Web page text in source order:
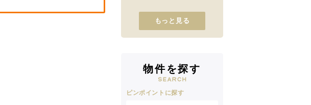
もっと見る
物件を探す
ピンポイントに探す